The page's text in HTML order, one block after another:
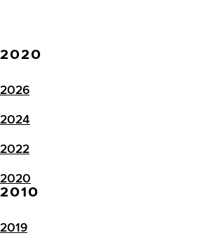
2020
2026
2024
2022
2020
2010
2019